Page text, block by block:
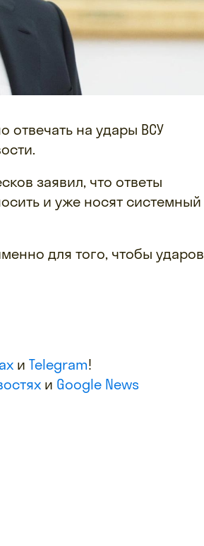
отвечать на удары ВСУ
заявил, что ответы
и уже носят системный
для того, чтобы ударов
и Telegram!
и Google News